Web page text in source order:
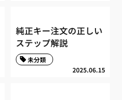
純正キー注文の正しい
ステップ解説
2025.06.15
未分類